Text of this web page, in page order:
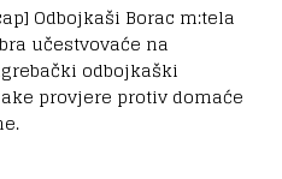
Odbojkaši Borac m:tela
učestvovaće na
odbojkaški
provjere protiv domaće